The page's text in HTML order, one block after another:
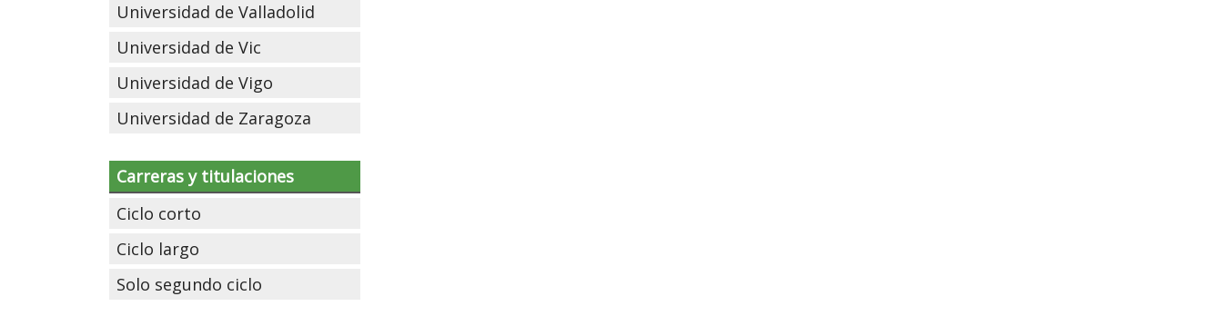
Universidad de Valladolid
Universidad de Vic
Universidad de Vigo
Universidad de Zaragoza
Carreras y titulaciones
Ciclo corto
Ciclo largo
Solo segundo ciclo